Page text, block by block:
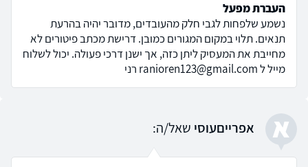
העברת מפעל
נשמע שלפחות לגבי חלק מהעובדים, מדובר יהיה בהרעת
תנאים. תלוי במקום המגורים כמובן. דרישת מכתב פיטורים לא
מחייבת את המעסיק ליתן כזה, אך ישנן דרכי פעולה. יכול לשלוח
מייל ל ranioren123@gmail.com רני
א אפרייםעוסי שאל/ה: